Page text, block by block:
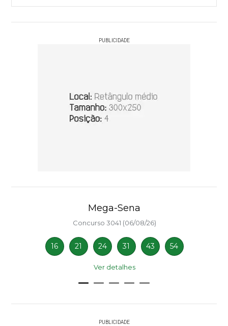
PUBLICIDADE
Mega-Sena
Concurso 3041 (06/08/26)
16 21 24 31 43 54
Ver detalhes
PUBLICIDADE